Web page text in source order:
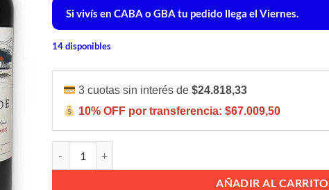
Si vivís en CABA o GBA tu pedido llega el Viernes.
14 disponibles
3 cuotas sin interés de$24.818,33
10% OFF por transferencia:$67.009,50
AÑADIR AL CARRITO